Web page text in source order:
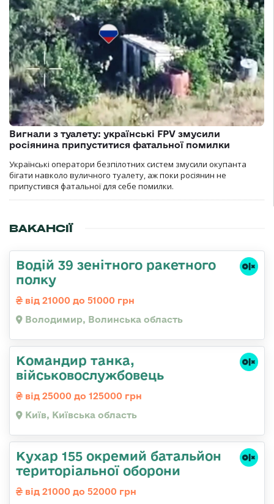
Вигнали з туалету: українські FPV змусили
росіянина припуститися фатальної помилки
Українські оператори безпілотних систем змусили окупанта
бігати навколо вуличного туалету, аж поки росіянин не
припустився фатальної для себе помилки.
ВАКАНСІЇ
Водій 39 зенітного ракетного
полку
від 21000 до 51000 грн
Володимир, Волинська область
Командир танка,
військовослужбовець
від 25000 до 125000 грн
Київ, Київська область
Кухар 155 окремий батальйон
територіальної оборони
від 21000 до 52000 грн